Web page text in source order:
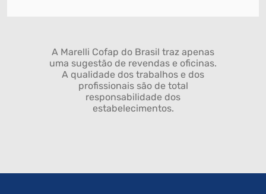
A Marelli Cofap do Brasil traz apenas
uma sugestão de revendas e oficinas.
A qualidade dos trabalhos e dos
profissionais são de total
responsabilidade dos
estabelecimentos.